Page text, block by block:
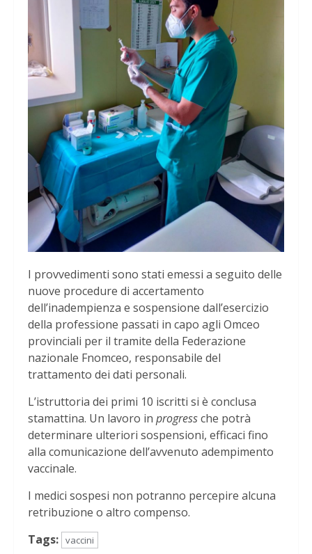
I provvedimenti sono stati emessi a seguito delle
nuove procedure di accertamento
dell’inadempienza e sospensione dall’esercizio
della professione passati in capo agli Omceo
provinciali per il tramite della Federazione
nazionale Fnomceo, responsabile del
trattamento dei dati personali.
L’istruttoria dei primi 10 iscritti si è conclusa
stamattina. Un lavoro in progressche potrà
determinare ulteriori sospensioni, efficaci fino
alla comunicazione dell’avvenuto adempimento
vaccinale.
I medici sospesi non potranno percepire alcuna
retribuzione o altro compenso.
Tags: vaccini